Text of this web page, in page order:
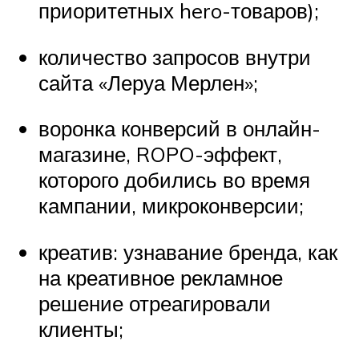
приоритетных hero-товаров);
количество запросов внутри
сайта «Леруа Мерлен»;
воронка конверсий в онлайн-
магазине, ROPO-эффект,
которого добились во время
кампании, микроконверсии;
креатив: узнавание бренда, как
на креативное рекламное
решение отреагировали
клиенты;